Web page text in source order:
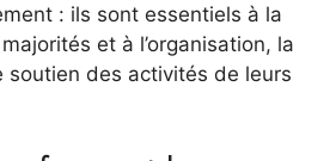
: ils sont essentiels à la
et à l’organisation, la
soutien des activités de leurs